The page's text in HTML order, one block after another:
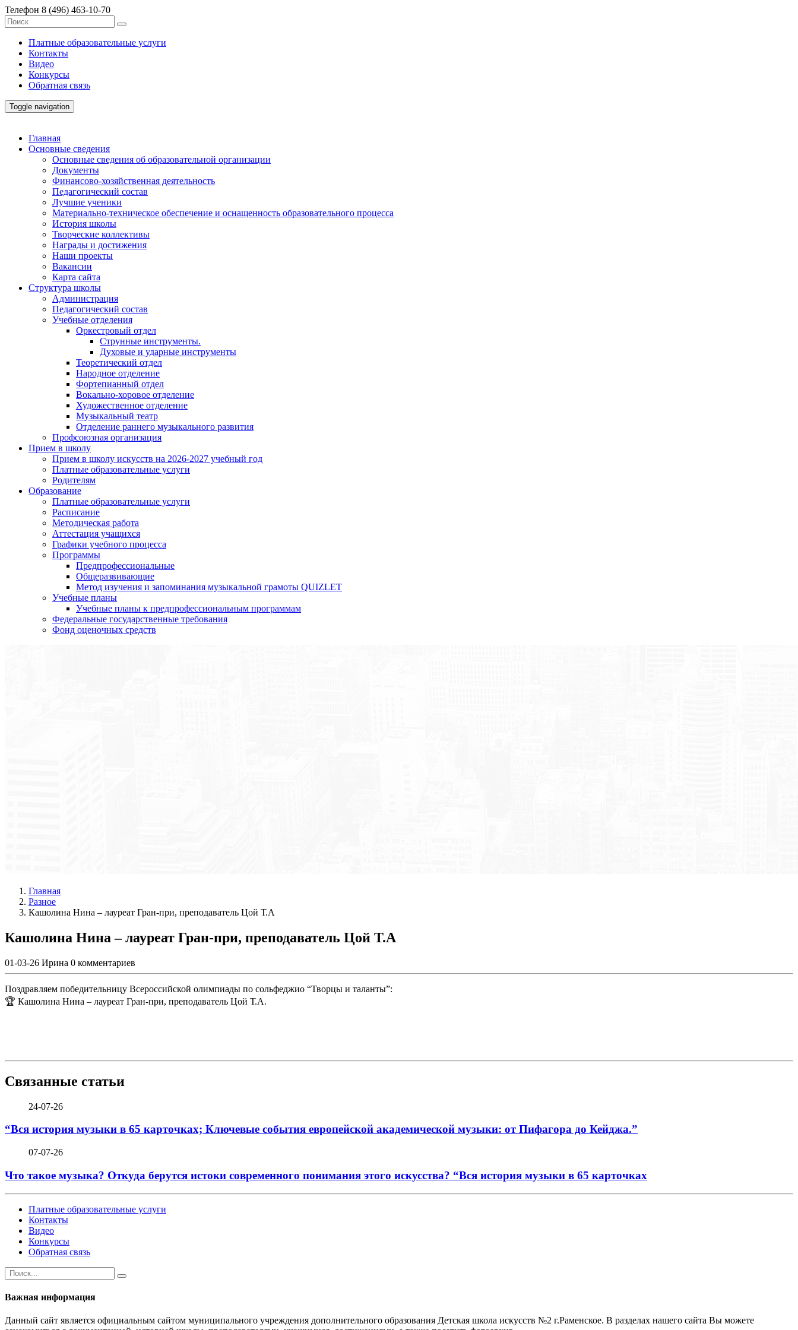
Телефон 8 (496) 463-10-70
Платные образовательные услуги
Контакты
Видео
Конкурсы
Обратная связь
Toggle navigation
Главная
Основные сведения
Основные сведения об образовательной организации
Документы
Финансово-хозяйственная деятельность
Педагогический состав
Лучшие ученики
Материально-техническое обеспечение и оснащенность образовательного процесса
История школы
Творческие коллективы
Награды и достижения
Наши проекты
Вакансии
Карта сайта
Структура школы
Администрация
Педагогический состав
Учебные отделения
Оркестровый отдел
Струнные инструменты.
Духовые и ударные инструменты
Теоретический отдел
Народное отделение
Фортепианный отдел
Вокально-хоровое отделение
Художественное отделение
Музыкальный театр
Отделение раннего музыкального развития
Профсоюзная организация
Прием в школу
Прием в школу искусств на 2026-2027 учебный год
Платные образовательные услуги
Родителям
Образование
Платные образовательные услуги
Расписание
Методическая работа
Аттестация учащихся
Графики учебного процесса
Программы
Предпрофессиональные
Общеразвивающие
Метод изучения и запоминания музыкальной грамоты QUIZLET
Учебные планы
Учебные планы к предпрофессиональным программам
Федеральные государственные требования
Фонд оценочных средств
Главная
Разное
Кашолина Нина – лауреат Гран-при, преподаватель Цой Т.А
Кашолина Нина – лауреат Гран-при, преподаватель Цой Т.А
01-03-26 Ирина 0 комментариев
Поздравляем победительницу Всероссийской олимпиады по сольфеджио “Творцы и таланты”:
🏆 Кашолина Нина – лауреат Гран-при, преподаватель Цой Т.А.
Связанные статьи
24-07-26
“Вся история музыки в 65 карточках; Ключевые события европейской академической музыки: от Пифагора до Кейджа.”
07-07-26
Что такое музыка? Откуда берутся истоки современного понимания этого искусства? “Вся история музыки в 65 карточках
Платные образовательные услуги
Контакты
Видео
Конкурсы
Обратная связь
Важная информация
Данный сайт является официальным сайтом муниципального учреждения дополнительного образования Детская школа искусств №2 г.Раменское. В разделах нашего сайта Вы можете